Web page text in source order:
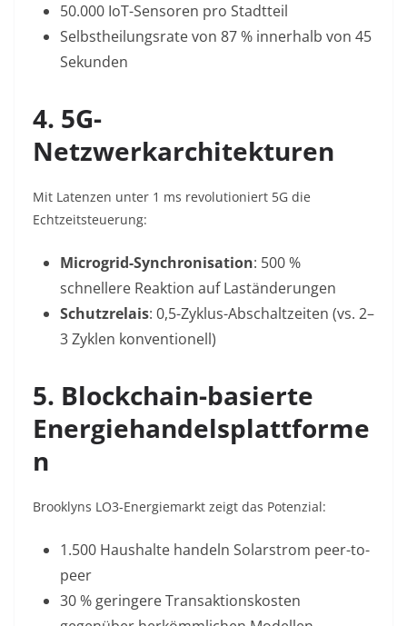
50.000 IoT-Sensoren pro Stadtteil
Selbstheilungsrate von 87 % innerhalb von 45
Sekunden
4. 5G-
Netzwerkarchitekturen
Mit Latenzen unter 1 ms revolutioniert 5G die
Echtzeitsteuerung:
Microgrid-Synchronisation: 500 %
schnellere Reaktion auf Laständerungen
Schutzrelais: 0,5-Zyklus-Abschaltzeiten (vs. 2–
3 Zyklen konventionell)
5. Blockchain-basierte
Energiehandelsplattforme
n
Brooklyns LO3-Energiemarkt zeigt das Potenzial:
1.500 Haushalte handeln Solarstrom peer-to-
peer
30 % geringere Transaktionskosten